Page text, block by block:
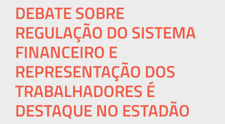
DEBATE SOBRE
REGULAÇÃO DO SISTEMA
FINANCEIRO E
REPRESENTAÇÃO DOS
TRABALHADORES É
DESTAQUE NO ESTADÃO